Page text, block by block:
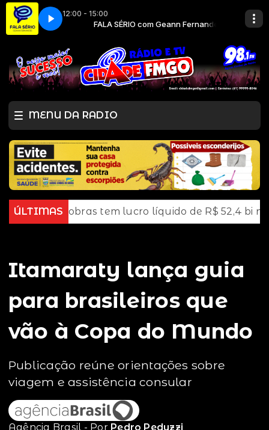
12:00 - 15:00
Fernandes FALA SÉRIO com Geann Fernandes
FM CIDADE FM
MENU DA RADIO
ÚLTIMAS
Petrobras tem lucro líquido de R$ 52,4 bi no
Itamaraty lança guia
para brasileiros que
vão à Copa do Mundo
Publicação reúne orientações sobre
viagem e assistência consular
Agência Brasil - Por Pedro Peduzzi